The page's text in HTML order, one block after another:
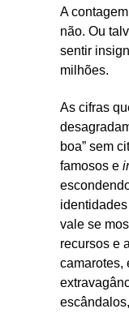
A
não. Ou
sentir
milhões.
As cifras
boa” sem
famosos e
vale se
recursos e
camarotes,